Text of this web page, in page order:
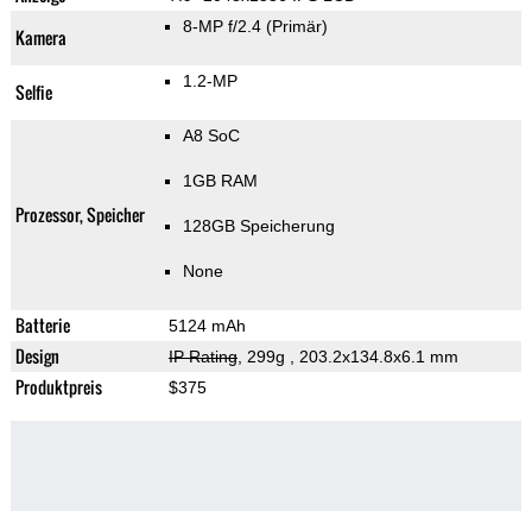
Kamera 8-MP f/2.4 (Primär)
Selfie 1.2-MP
Prozessor, Speicher
A8 SoC
1GB RAM
128GB Speicherung
None
Batterie 5124 mAh
Design IP Rating, 299g , 203.2x134.8x6.1 mm
Produktpreis $375